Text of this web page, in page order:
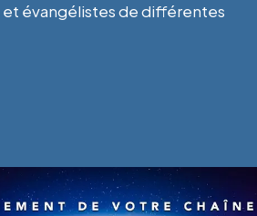
et évangélistes de différentes